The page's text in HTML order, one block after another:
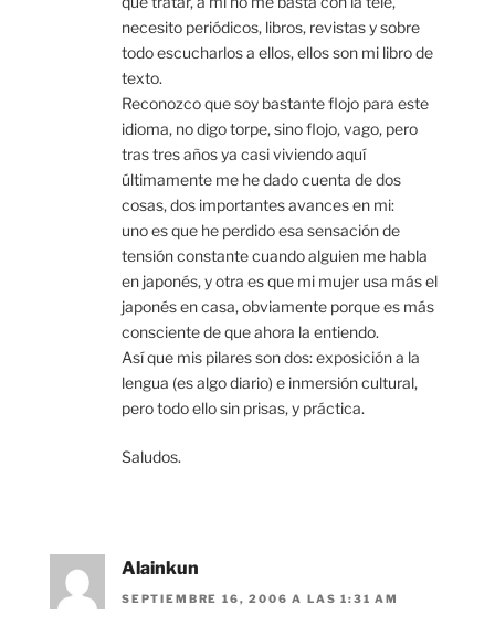
necesito periódicos, libros, revistas y sobre
todo escucharlos a ellos, ellos son mi libro de
texto.
Reconozco que soy bastante flojo para este
idioma, no digo torpe, sino flojo, vago, pero
tras tres años ya casi viviendo aquí
últimamente me he dado cuenta de dos
cosas, dos importantes avances en mi:
uno es que he perdido esa sensación de
tensión constante cuando alguien me habla
en japonés, y otra es que mi mujer usa más el
japonés en casa, obviamente porque es más
consciente de que ahora la entiendo.
Así que mis pilares son dos: exposición a la
lengua (es algo diario) e inmersión cultural,
pero todo ello sin prisas, y práctica.
Saludos.
Alainkun
SEPTIEMBRE 16, 2006 A LAS 1:31 AM